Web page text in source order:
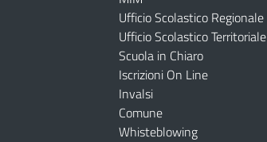
Ufficio Scolastico Regionale
Ufficio Scolastico Territoriale
Scuola in Chiaro
Iscrizioni On Line
Invalsi
Comune
Whisteblowing